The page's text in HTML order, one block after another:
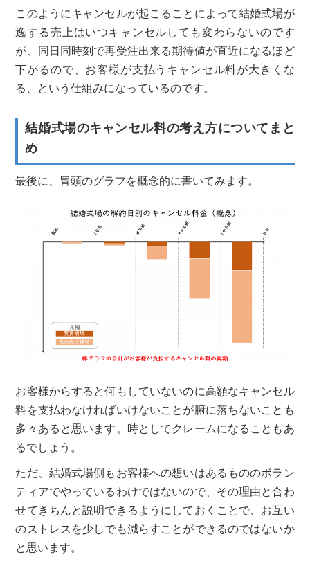
このようにキャンセルが起こることによって結婚式場が
逸する売上はいつキャンセルしても変わらないのです
が、同日同時刻で再受注出来る期待値が直近になるほど
下がるので、お客様が支払うキャンセル料が大きくな
る、という仕組みになっているのです。
結婚式場のキャンセル料の考え方についてまと
め
最後に、冒頭のグラフを概念的に書いてみます。
お客様からすると何もしていないのに高額なキャンセル
料を支払わなければいけないことが腑に落ちないことも
多々あると思います。時としてクレームになることもあ
るでしょう。
ただ、結婚式場側もお客様への想いはあるもののボラン
ティアでやっているわけではないので、その理由と合わ
せてきちんと説明できるようにしておくことで、お互い
のストレスを少しでも減らすことができるのではないか
と思います。